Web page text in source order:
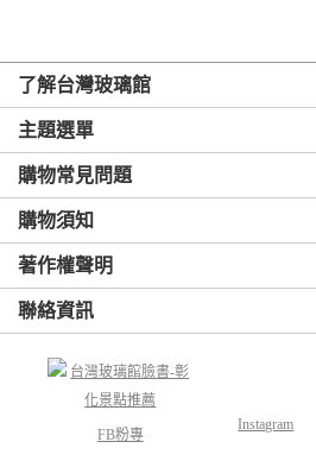
了解台灣玻璃館
主題選單
購物常見問題
購物須知
著作權聲明
聯絡資訊
FB粉專
Instagram